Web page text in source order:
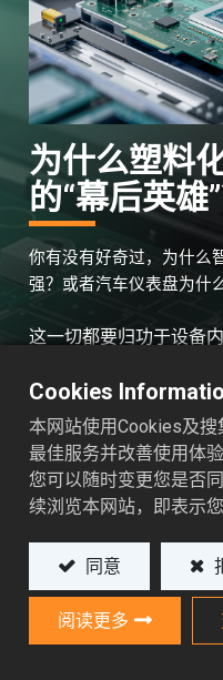
为什么塑料
的“幕后英雄”
你有没有好奇过，为什么
强？或者汽车仪表盘为什
这一切都要归功于设备
组件的载体，负责传输
如果 PCB 生产过程出
在这微小电路的背后，
本无法实现。
们如何帮您节省成本？
作。
Cookies
本网站使用Cookies及
最佳服务并改善使用体
您可以随时变更您是否
续浏览本网站，即表示
同意
阅读更多